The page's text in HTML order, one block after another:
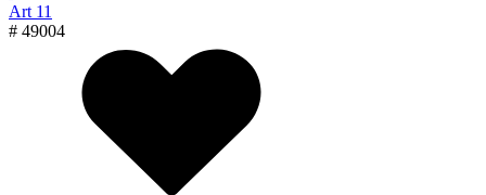
Art 11
# 49004